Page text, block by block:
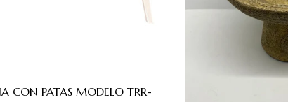
CON PATAS MODELO TRR-